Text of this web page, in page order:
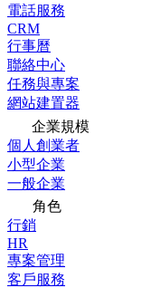
電話服務
CRM
行事曆
聯絡中心
任務與專案
網站建置器
企業規模
個人創業者
小型企業
一般企業
角色
行銷
HR
專案管理
客戶服務